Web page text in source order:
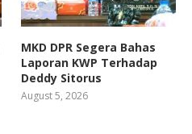
MKD DPR Segera Bahas
Laporan KWP Terhadap
Deddy Sitorus
August 5, 2026